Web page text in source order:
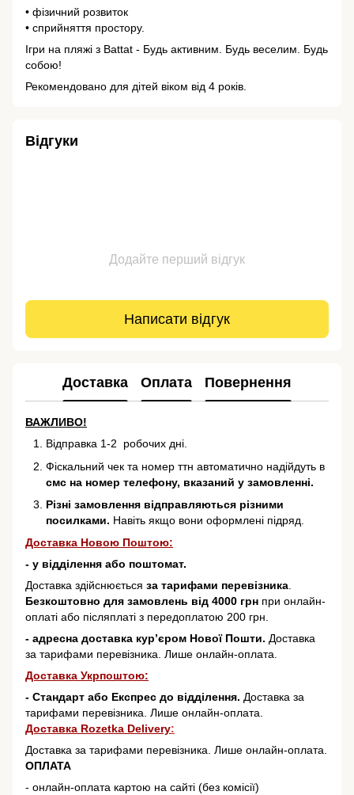
• фізичний розвиток
• сприйняття простору.
Ігри на пляжі з Battat - Будь активним. Будь веселим. Будь
собою!
Рекомендовано для дітей віком від 4 років.
Відгуки
Додайте перший відгук
Написати відгук
Доставка Оплата Повернення
ВАЖЛИВО!
Відправка 1-2 робочих дні.
Фіскальний чек та номер ттн автоматично надійдуть в
смс на номер телефону, вказаний у замовленні.
Різні замовлення відправляються різними
посилками. Навіть якщо вони оформлені підряд.
Доставка Новою Поштою:
- у відділення або поштомат.
Доставка здійснюється за тарифами перевізника.
Безкоштовно для замовлень від 4000 грн при онлайн-
оплаті або післяплаті з передоплатою 200 грн.
- адресна доставка кур’єром Нової Пошти. Доставка
за тарифами перевізника. Лише онлайн-оплата.
Доставка Укрпоштою:
- Стандарт або Експрес до відділення. Доставка за
тарифами перевізника. Лише онлайн-оплата.
Доставка Rozetka Delivery:
Доставка за тарифами перевізника. Лише онлайн-оплата.
ОПЛАТА
- онлайн-оплата картою на сайті (без комісії)